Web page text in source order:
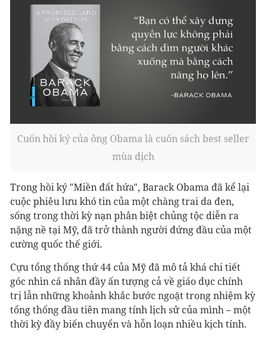
Cuốn hồi ký của ông Obama là cuốn sách best seller
mùa dịch
Trong hồi ký "Miền đất hứa", Barack Obama đã kể lại
cuộc phiêu lưu khó tin của một chàng trai da đen,
sống trong thời kỳ nạn phân biệt chủng tộc diễn ra
nặng nề tại Mỹ, đã trở thành người đứng đầu của một
cường quốc thế giới.
Cựu tổng thống thứ 44 của Mỹ đã mô tả khá chi tiết
góc nhìn cá nhân đầy ấn tượng cả về giáo dục chính
trị lẫn những khoảnh khắc bước ngoặt trong nhiệm kỳ
tổng thống đầu tiên mang tính lịch sử của mình – một
thời kỳ đầy biến chuyển và hỗn loạn nhiều kịch tính.